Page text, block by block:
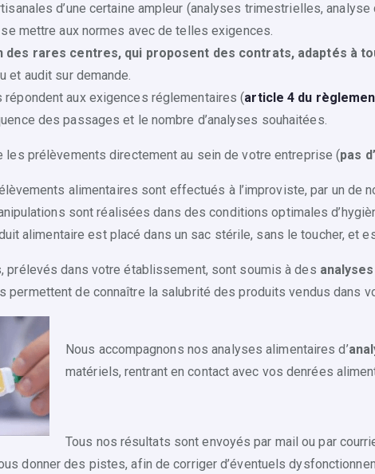
d’une certaine ampleur (analyses trimestrielles,
mettre aux normes avec de telles exigences.
des rares centres, qui proposent des contrats, adaptés à
et audit sur demande.
répondent aux exigences réglementaires (article 4 du
des passages et le nombre d’analyses souhaitées.
les prélèvements directement au sein de votre entreprise (pas
alimentaires sont effectués à l’improviste, par un de
sont réalisées dans des conditions optimales
alimentaire est placé dans un sac stérile, sans le toucher, et
prélevés dans votre établissement, sont soumis à des
permettent de connaître la salubrité des produits vendus dans
Nous accompagnons nos analyses alimentaires d’
matériels, rentrant en contact avec vos denrées
Tous nos résultats sont envoyés par mail ou par
donner des pistes, afin de corriger d’éventuels